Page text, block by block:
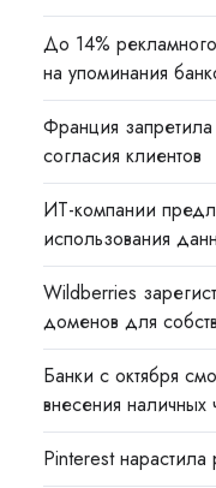
До 14%
на упоминания
Франция
согласия клиентов
ИТ-компании
использования
Wildberries
доменов для
Банки с октября
внесения наличных
Pinterest